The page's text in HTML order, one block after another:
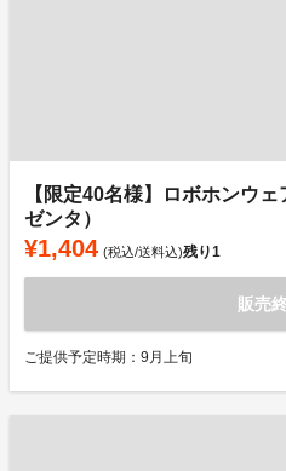
【限定40名様】ロボホン
ゼンタ）
¥1,404 (税込/送料込)残り1
販売
ご提供予定時期：9月上旬